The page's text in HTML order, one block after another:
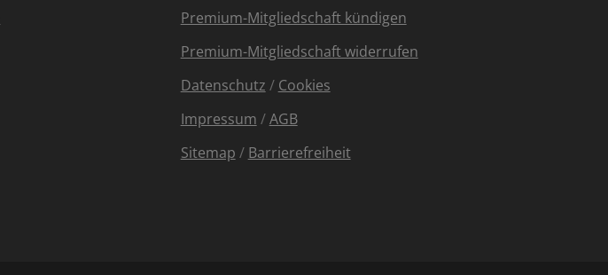
Premium-Mitgliedschaft kündigen
Premium-Mitgliedschaft widerrufen
Datenschutz / Cookies
Impressum /AGB
Sitemap / Barrierefreiheit